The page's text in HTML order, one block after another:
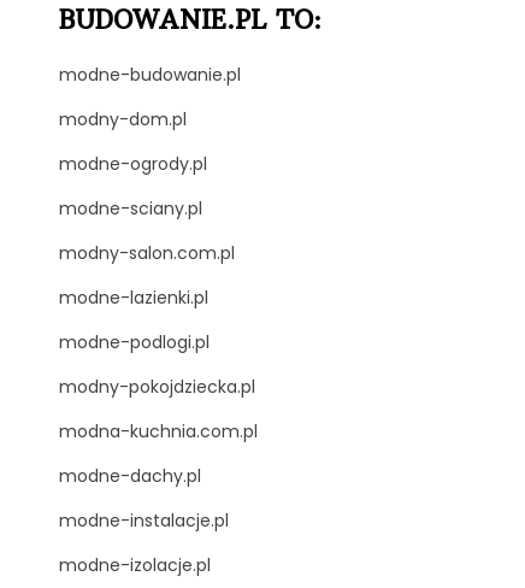
BUDOWANIE.PL TO:
modne-budowanie.pl
modny-dom.pl
modne-ogrody.pl
modne-sciany.pl
modny-salon.com.pl
modne-lazienki.pl
modne-podlogi.pl
modny-pokojdziecka.pl
modna-kuchnia.com.pl
modne-dachy.pl
modne-instalacje.pl
modne-izolacje.pl